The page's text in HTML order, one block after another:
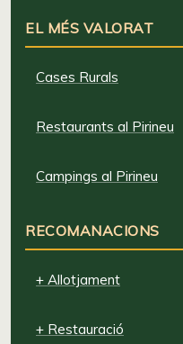
EL MÉS VALORAT
Cases Rurals
Restaurants al Pirineu
Campings al Pirineu
RECOMANACIONS
+ Allotjament
+ Restauració